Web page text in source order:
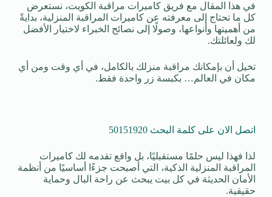
في هذا المقال مع فريق كاميرات مراقبة الكويت، نستعرض
كل ما تحتاج إلى معرفته عن كاميرات المراقبة المنزلية، بدايةً
من أهميتها وأنواعها، وصولًا إلى نصائح الخبراء لاختيار الأفضل
لك ولعائلتك.
تخيل أن بإمكانك مراقبة منزلك بالكامل، في أي وقت ومن أي
مكان في العالم… بكبسة زر واحدة فقط.
اتصل الان على كلمة البحث 50151920
لذا فهذا ليس حلمًا مستقبليًا، بل واقع تقدمه لك كاميرات
المراقبة المنزلية الذكية، التي أصبحت جزءًا أساسيًا من أنظمة
الأمان الحديثة في كل بيت يبحث عن راحة البال وحماية
حقيقية.